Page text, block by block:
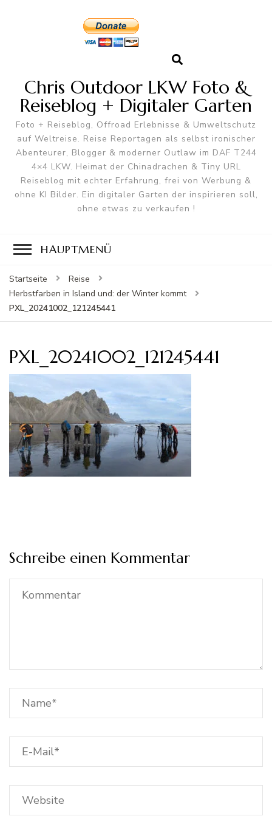
Chris Outdoor LKW Foto &
Reiseblog + Digitaler Garten
Foto + Reiseblog, Offroad Erlebnisse & Umweltschutz
auf Weltreise. Reise Reportagen als selbst ironischer
Abenteurer, Blogger & moderner Outlaw im DAF T244
4×4 LKW. Heimat der Chinadrachen & Tiny URL
Reiseblog mit echter Erfahrung, frei von Werbung &
ohne KI Bilder. Ein digitaler Garten der inspirieren soll,
ohne etwas zu verkaufen !
HAUPTMENÜ
Startseite
Reise
Herbstfarben in Island und: der Winter kommt
PXL_20241002_121245441
PXL_20241002_121245441
Schreibe einen Kommentar